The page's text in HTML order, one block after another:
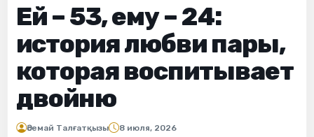
Ей – 53, ему – 24:
история любви пары,
которая воспитывает
двойню
Әсемай Талғатқызы 8 июля, 2026